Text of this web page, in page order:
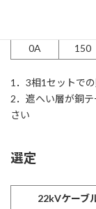
0A
150
1．3相1セットで
2．遮へい層が銅テ
さい
選定
22kVケーブ